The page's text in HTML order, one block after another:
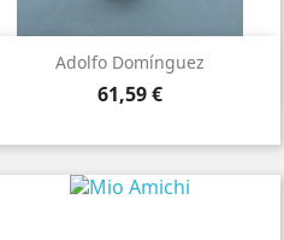
Adolfo Domínguez
Precio
61,59 €
 Vista rápida